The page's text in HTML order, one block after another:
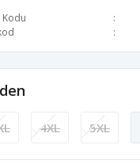
Kodu
4XL 5XL